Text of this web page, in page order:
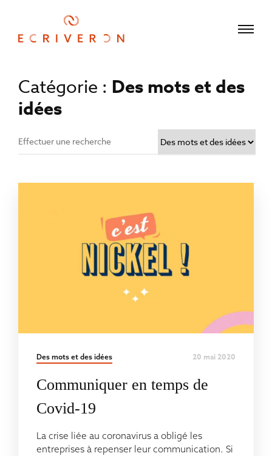
Catégorie : Des mots et des
idées
Des mots et des idées 20 mai 2020
Communiquer en temps de
Covid-19
La crise liée au coronavirus a obligé les
entreprises à repenser leur communication. Si